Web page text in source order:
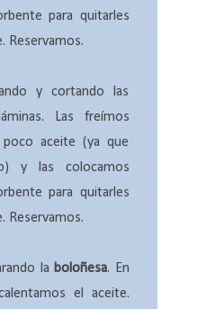
para quitarles
Reservamos.
y cortando las
Las freímos
aceite (ya que
y las colocamos
para quitarles
Reservamos.
laboloñesa. En
el aceite.